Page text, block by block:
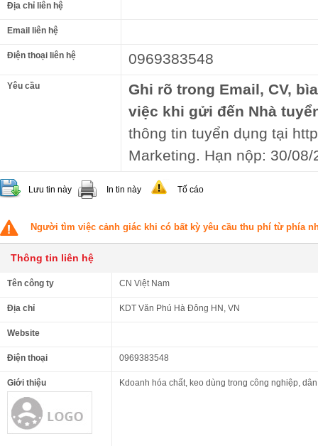
Địa chỉ liên hệ
Email liên hệ
Điện thoại liên hệ 0969383548
Yêu cầu
Ghi rõ trong Email, CV,
việc khi gửi đến Nhà
thông tin tuyển dụng tại
Marketing. Hạn nộp: 30/08/
Lưu tin này In tin này Tố cáo
Người tìm việc cảnh giác khi có bất kỳ yêu cầu thu phí từ phía
Thông tin liên hệ
Tên công ty CN Việt Nam
Địa chỉ KDT Văn Phú Hà Đông HN, VN
Website
Điện thoại 0969383548
Giới thiệu Kdoanh hóa chất, keo dùng trong công nghiệp,